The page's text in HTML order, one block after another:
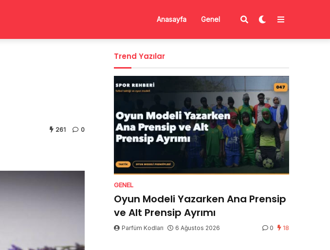
Anasayfa Genel
261 0
Trend Yazılar
GENEL
Oyun Modeli Yazarken Ana Prensip
ve Alt Prensip Ayrımı
Parfüm Kodları 6 Ağustos 2026 0 18